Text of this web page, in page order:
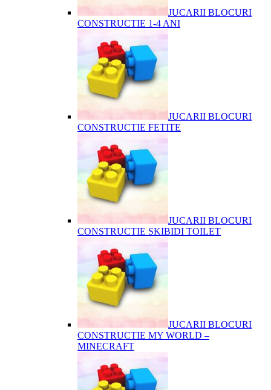
JUCARII BLOCURI
CONSTRUCTIE 1-4 ANI
JUCARII BLOCURI
CONSTRUCTIE FETITE
JUCARII BLOCURI
CONSTRUCTIE SKIBIDI TOILET
JUCARII BLOCURI
CONSTRUCTIE MY WORLD –
MINECRAFT